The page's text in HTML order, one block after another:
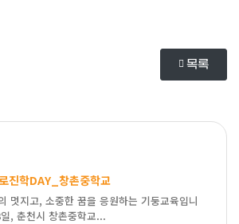
목록
진학DAY_창촌중학교
멋지고, 소중한 꿈을 응원하는 기둥교육입니
, 춘천시 창촌중학교...